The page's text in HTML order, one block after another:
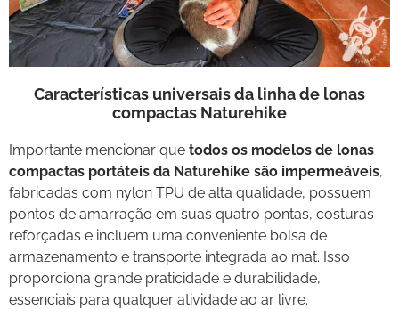
Características universais da linha de lonas
compactas Naturehike
Importante mencionar que todos os modelos de lonas
compactas portáteis da Naturehike são impermeáveis,
fabricadas com nylon TPU de alta qualidade, possuem
pontos de amarração em suas quatro pontas, costuras
reforçadas e incluem uma conveniente bolsa de
armazenamento e transporte integrada ao mat. Isso
proporciona grande praticidade e durabilidade,
essenciais para qualquer atividade ao ar livre.